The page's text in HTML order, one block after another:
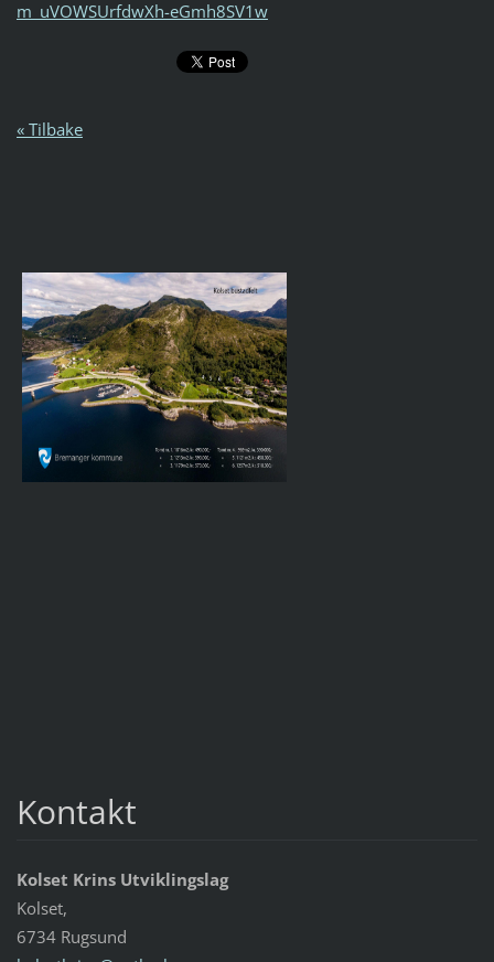
m_uVOWSUrfdwXh-eGmh8SV1w
« Tilbake
Kontakt
Kolset Krins Utviklingslag
Kolset,
6734 Rugsund